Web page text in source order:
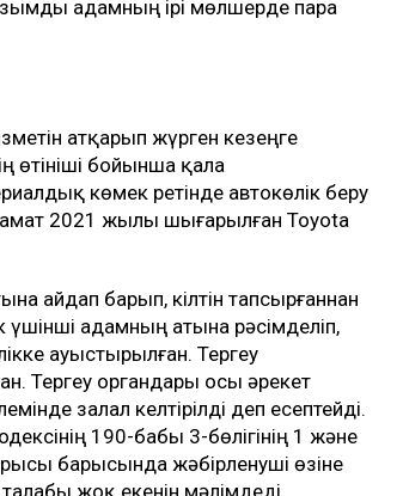
адамның ірі мөлшерде пара
атқарып жүрген кезеңге
өтініші бойынша қала
көмек ретінде автокөлік беру
2021 жылы шығарылған Toyota
айдап барып, кілтін тапсырғаннан
үшінші адамның атына рәсімделіп,
ауыстырылған. Тергеу
Тергеу органдары осы әрекет
залал келтірілді деп есептейді.
190-бабы 3-бөлігінің 1 және
барысында жәбірленуші өзіне
жоқ екенін мәлімдеді.